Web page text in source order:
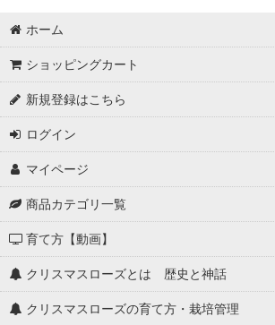
ホーム
ショッピングカート
新規登録はこちら
ログイン
マイページ
商品カテゴリ一覧
育て方【動画】
クリスマスローズとは 歴史と神話
クリスマスローズの育て方・栽培管理